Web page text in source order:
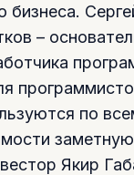
бизнеса.
–
по
заметную
Якир